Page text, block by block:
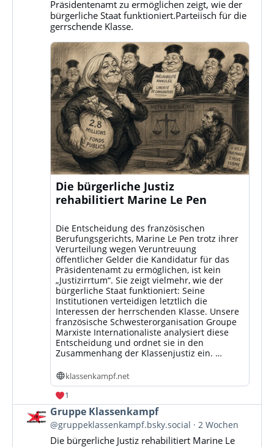
ansehen
Präsidentenamt zu ermöglichen zeigt, wie der
bürgerliche Staat funktioniert.Parteiisch für die
gerrschende Klasse.
Die bürgerliche Justiz
rehabilitiert Marine Le Pen
Die Entscheidung des französischen
Berufungsgerichts, Marine Le Pen trotz ihrer
Verurteilung wegen Veruntreuung
öffentlicher Gelder die Kandidatur für das
Präsidentenamt zu ermöglichen, ist kein
„Justizirrtum“. Sie zeigt vielmehr, wie der
bürgerliche Staat funktioniert: Seine
Institutionen verteidigen letztlich die
Interessen der herrschenden Klasse. Unsere
französische Schwesterorganisation Groupe
Marxiste Internationaliste analysiert diese
Entscheidung und ordnet sie in den
Zusammenhang der Klassenjustiz ein. …
klassenkampf.net
1
Beitrag
von
Gruppe
Gruppe Klassenkampf
@gruppeklassenkampf.bsky.social 2 Wochen
Die bürgerliche Justiz rehabilitiert Marine Le